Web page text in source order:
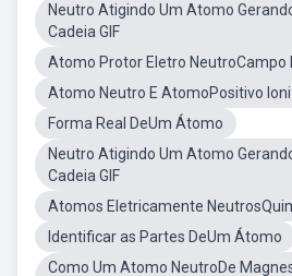
Neutro Atigindo Um Atomo
Cadeia GIF
Atomo Protor Eletro NeutroCampo
Atomo Neutro E AtomoPositivo
Forma Real DeUm Átomo
Neutro Atigindo Um Atomo
Cadeia GIF
Atomos Eletricamente
Identificar as Partes DeUm Átomo
Como Um Atomo NeutroDe